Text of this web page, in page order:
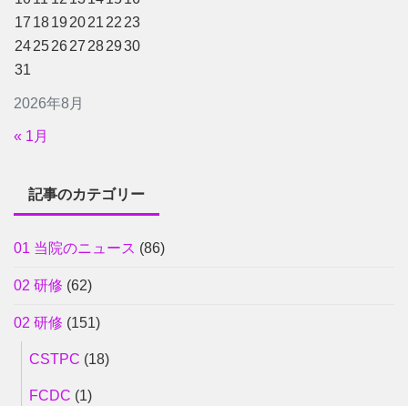
2026年8月
17 18192021 22 23
24252627 282930
31
« 1月
記事のカテゴリー
01 当院のニュース (86)
02 研修 (62)
02 研修 (151)
CSTPC (18)
FCDC (1)